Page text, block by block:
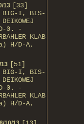
13 [33]
BIG-I, BIS-
0. -
KLAB
H/D-A,
13 [51]
BIG-I, BIS-
0. -
KLAB
H/D-A,